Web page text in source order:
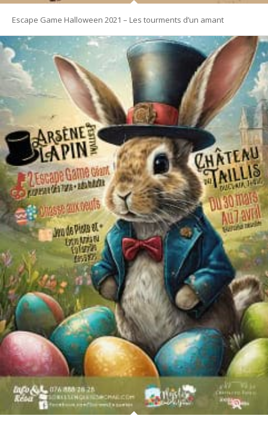
Escape Game Halloween 2021 – Les tourments d’un amant